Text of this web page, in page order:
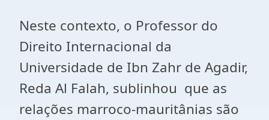
Neste contexto, o Professor do
Direito Internacional da
Universidade de Ibn Zahr de Agadir,
Reda Al Falah, sublinhou que as
relações marroco-mauritânias são